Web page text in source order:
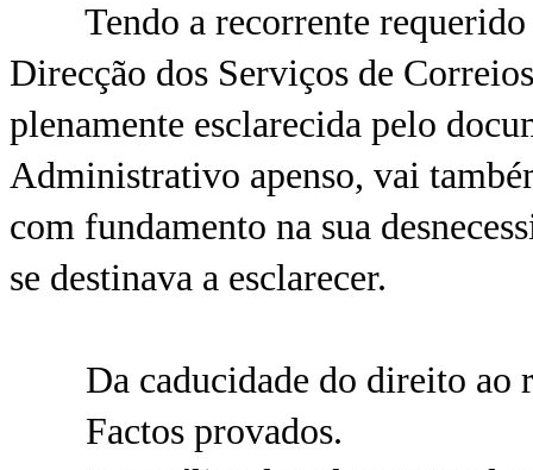
Tendo a recorrente requerido
Direcção dos Serviços de
plenamente esclarecida pelo
Administrativo apenso, vai
com fundamento na sua
se destinava a esclarecer.
Da caducidade do direito ao
Factos provados.